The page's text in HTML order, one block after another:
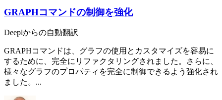
GRAPHコマンドの制御を強化
Deeplからの自動翻訳
GRAPHコマンドは、グラフの使用とカスタマイズを容易に
するために、完全にリファクタリングされました。さらに、
様々なグラフのプロパティを完全に制御できるよう強化され
ました。...